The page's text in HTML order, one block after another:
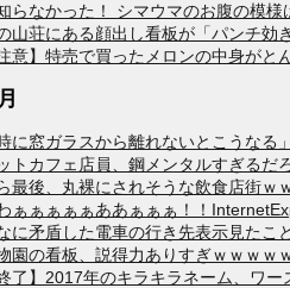
らなかった！ シマウマのお腹の模
山荘にある顔出し看板が「パンチ効
注意】特売で買ったメロンの中身が
時に窓ガラスから離れないとこうな
トカフェ店員、鋼メンタルすぎるだ
最後、丸裸にされそうな飲食店街ｗ
ぁぁぁぁぁああぁぁぁ！！
なに矛盾した電車の行き先表示見た
園の看板、説得力ありすぎｗｗｗｗ
終了】2017年のキラキラネーム、ワ